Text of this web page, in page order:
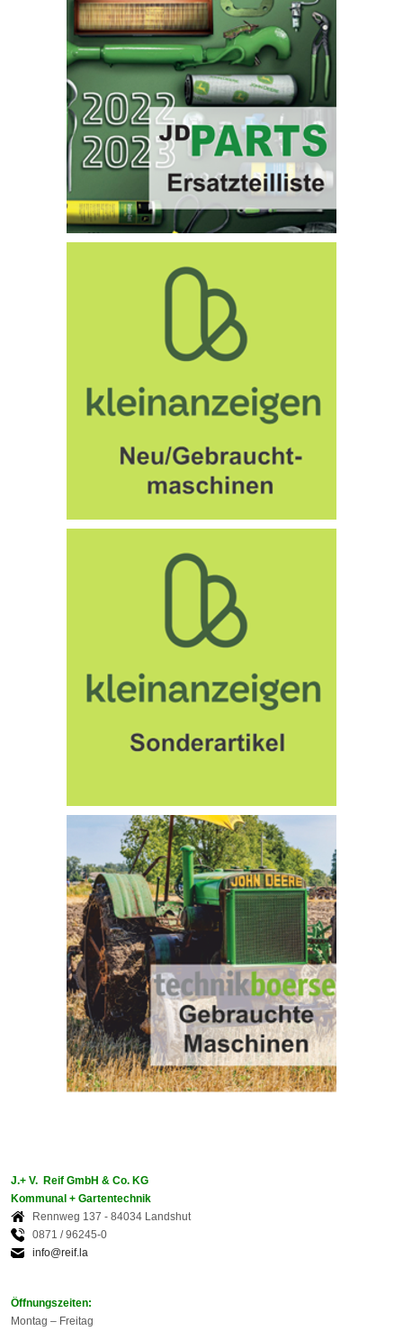
J.+ V. Reif GmbH & Co. KG
Kommunal + Gartentechnik
Rennweg 137 - 84034 Landshut
0871 / 96245-0
info@reif.la
Öffnungszeiten:
Montag – Freitag